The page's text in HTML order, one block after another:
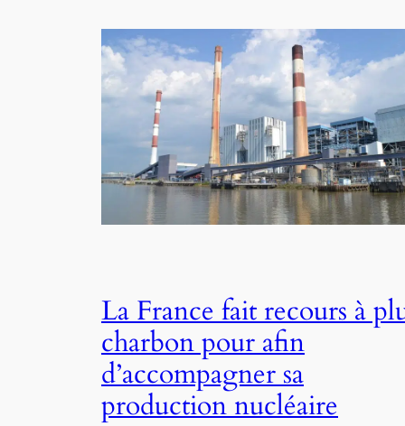
La France fait recours à
charbon pour afin
d’accompagner sa
production nucléaire